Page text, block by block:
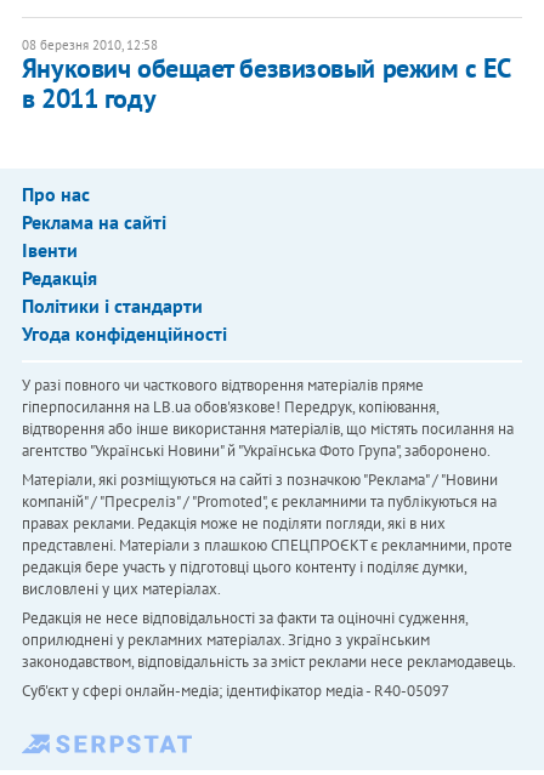
08 березня 2010, 12:58
Янукович обещает безвизовый режим с ЕС
в 2011 году
Про нас
Реклама на сайті
Івенти
Редакція
Політики і стандарти
Угода конфіденційності
У разі повного чи часткового відтворення матеріалів пряме
гіперпосилання на LB.ua обов'язкове! Передрук, копіювання,
відтворення або інше використання матеріалів, що містять посилання на
агентство "Українськi Новини" й "Українська Фото Група", заборонено.
Матеріали, які розміщуються на сайті з позначкою "Реклама" / "Новини
компаній" / "Пресреліз" / "Promoted", є рекламними та публікуються на
правах реклами. Редакція може не поділяти погляди, які в них
представлені. Матеріали з плашкою СПЕЦПРОЄКТ є рекламними, проте
редакція бере участь у підготовці цього контенту і поділяє думки,
висловлені у цих матеріалах.
Редакція не несе відповідальності за факти та оціночні судження,
оприлюднені у рекламних матеріалах. Згідно з українським
законодавством, відповідальність за зміст реклами несе рекламодавець.
Cуб'єкт у сфері онлайн-медіа; ідентифікатор медіа - R40-05097